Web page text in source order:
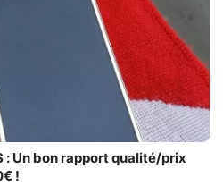
: Un bon rapport qualité/prix
!